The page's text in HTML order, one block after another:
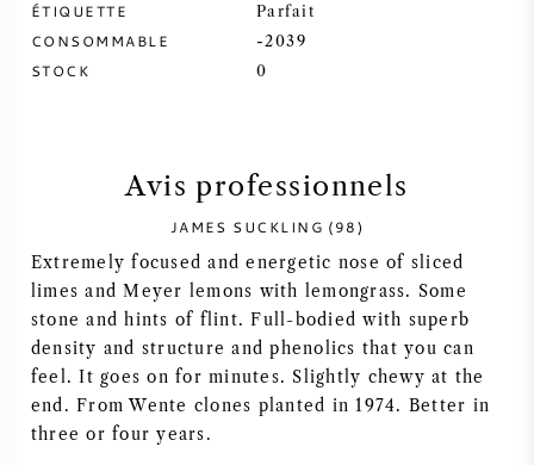
RIESLING
VIN ITALIEN
VIN ESPAGNOL
VIN ALLEMAND
ÉTIQUETTE Parfait
CONSOMMABLE -2039
STOCK 0
Avis professionnels
JAMES SUCKLING (98)
Extremely focused and energetic nose of sliced
limes and Meyer lemons with lemongrass. Some
stone and hints of flint. Full-bodied with superb
density and structure and phenolics that you can
feel. It goes on for minutes. Slightly chewy at the
end. From Wente clones planted in 1974. Better in
three or four years.